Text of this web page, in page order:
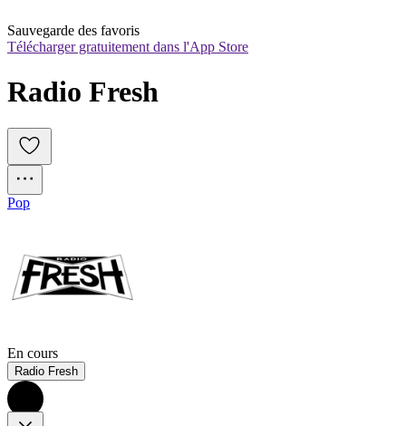
Sauvegarde des favoris
Télécharger gratuitement dans l'App Store
Radio Fresh
Pop
En cours
Radio Fresh